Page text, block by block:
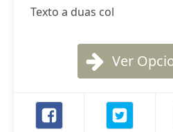
Texto a duas col
Ver